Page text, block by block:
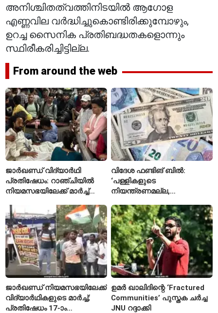
അനിശ്ചിതത്വത്തിനിടയിൽ ആഗോള
എണ്ണവില വർദ്ധിച്ചുകൊണ്ടിരിക്കുമ്പോഴും,
ഉറച്ച സൈനിക പ്രതിബദ്ധതകളൊന്നും
സ്ഥിരീകരിച്ചിട്ടില്ല.
From around the web
ജാർഖണ്ഡ് വിദ്യാർഥി
പ്രതിഷേധം: റാഞ്ചിയിൽ
നിയമസഭയിലേക്ക് മാർച്ച്
വിദേശ ഫണ്ടിങ് ബിൽ:
‘പള്ളികളുടെ
നിയന്ത്രണമല്ല,
— കേന്ദ്രത്തിന്റെ
വിശദീകരണം
ജാർഖണ്ഡ് നിയമസഭയിലേക്ക്
വിദ്യാർഥികളുടെ മാർച്ച്;
പ്രതിഷേധം 17-ാം
ഉമർ ഖാലിദിന്റെ ‘Fractured
Communities’ പുസ്തക ചർച്ച
JNU റദ്ദാക്കി